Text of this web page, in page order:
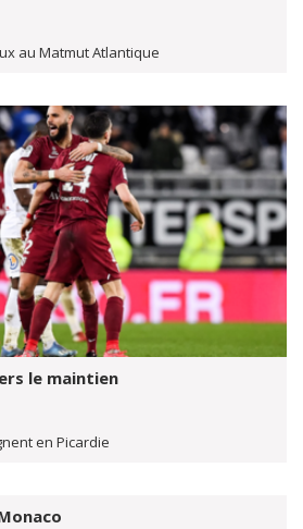
au Matmut Atlantique
le maintien
en Picardie